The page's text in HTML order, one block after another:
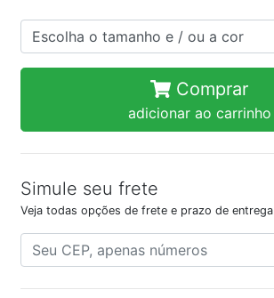
Comprar
adicionar ao carrinho
Simule seu frete
Veja todas opções de frete e prazo de entrega